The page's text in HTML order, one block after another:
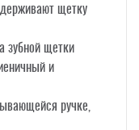
щетку
зубной щетки
и
ручке,